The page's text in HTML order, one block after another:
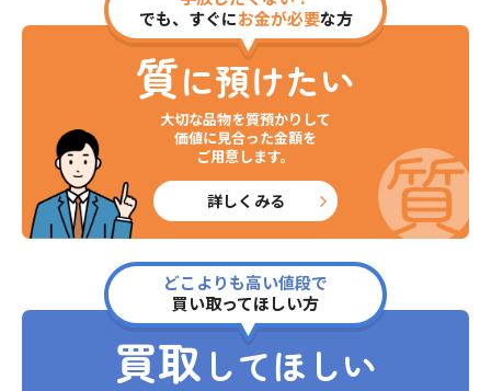
でも、すぐにお金が必要な方
質に預けたい
大切な品物を質預かりして
価値に見合った金額を
ご用意します。
詳しくみる
どこよりも高い値段で
買い取ってほしい方
買取 してほしい